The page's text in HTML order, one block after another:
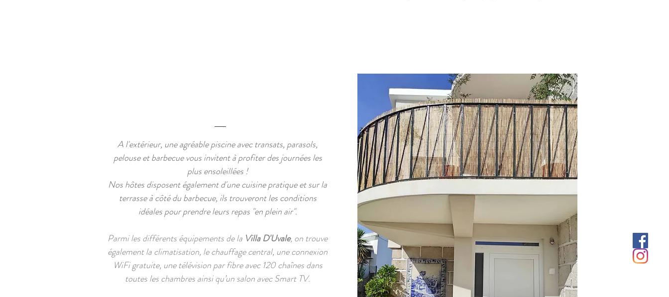
A l'extérieur, une agréable piscine avec transats, parasols,
pelouse et barbecue vous invitent à profiter des journées les
plus ensoleillées !
Nos hôtes disposent également d'une cuisine pratique et sur la
terrasse à côté du barbecue, ils trouveront les conditions
idéales pour prendre leurs repas "en plein air".
Parmi les différents équipements de la Villa D'Uvale, on trouve
également la climatisation, le chauffage central, une connexion
WiFi gratuite, une télévision par fibre avec 120 chaînes dans
toutes les chambres ainsi qu’un salon avec Smart TV.